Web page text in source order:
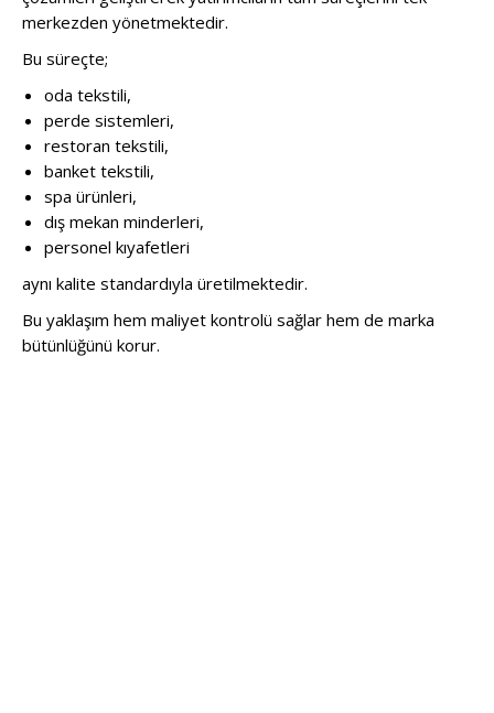
merkezden yönetmektedir.
Bu süreçte;
oda tekstili,
perde sistemleri,
restoran tekstili,
banket tekstili,
spa ürünleri,
dış mekan minderleri,
personel kıyafetleri
aynı kalite standardıyla üretilmektedir.
Bu yaklaşım hem maliyet kontrolü sağlar hem de marka
bütünlüğünü korur.